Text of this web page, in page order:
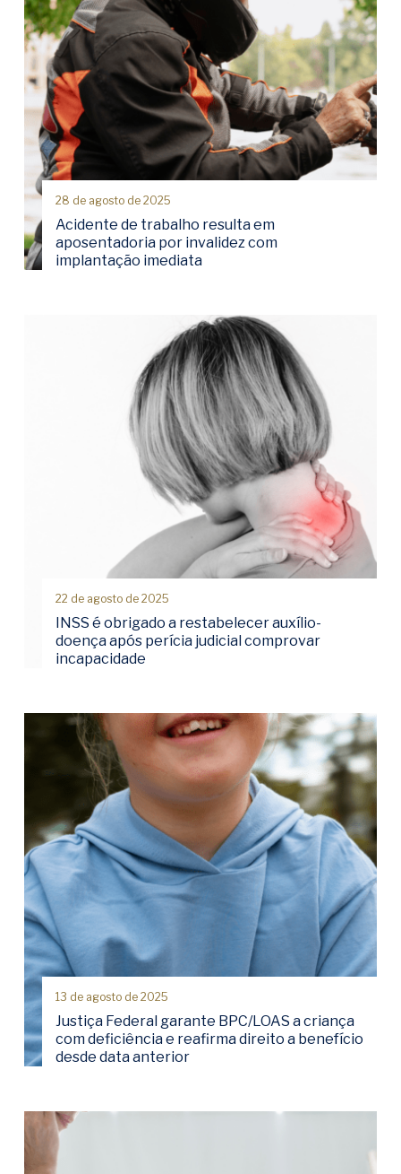
28 de agosto de 2025
Acidente de trabalho resulta em
aposentadoria por invalidez com
implantação imediata
22 de agosto de 2025
INSS é obrigado a restabelecer auxílio-
doença após perícia judicial comprovar
incapacidade
13 de agosto de 2025
Justiça Federal garante BPC/LOAS a criança
com deficiência e reafirma direito a benefício
desde data anterior